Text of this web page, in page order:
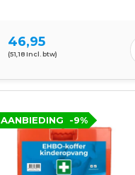
46,95
(51,18 Incl. btw)
-9%
AANBIEDING